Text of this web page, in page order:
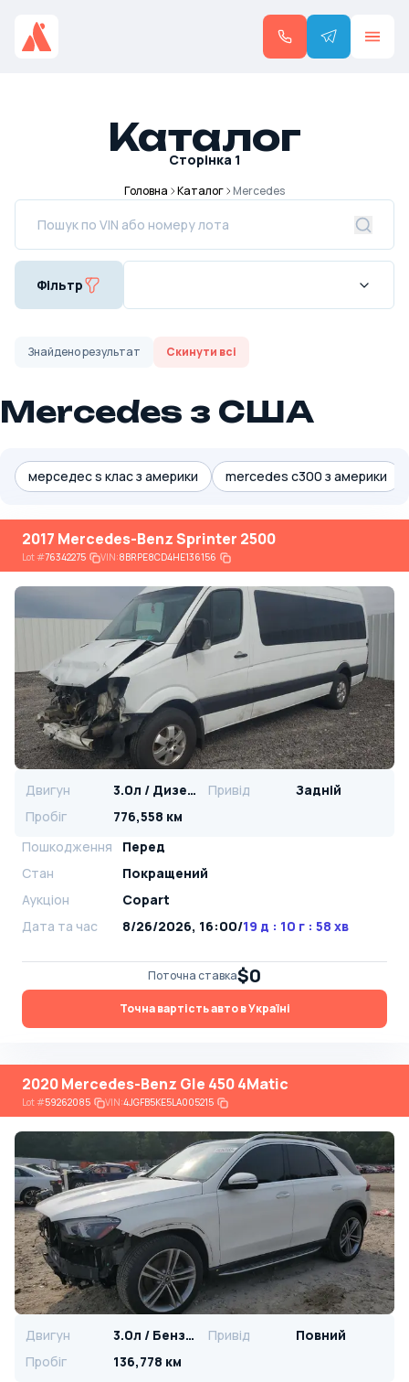
Каталог
Сторінка 1
Головна Каталог Mercedes
Фільтр
Знайденорезультат Скинути всі
Mercedes з США
мерседес s клас з америки mercedes c300 з америки
2017 Mercedes-Benz Sprinter 2500
Lot#76342275 VIN:8BRPE8CD4HE136156
Двигун 3.0л / Дизель Привід
Задній
Пробіг
776,558 км
Пошкодження
Перед
Стан
Покращений
Аукціон
Copart
Дата та час
8/26/2026, 16:00/19 д : 10 г : 58 хв
Поточна ставка$0
Точна вартість авто в Україні
2020 Mercedes-Benz Gle 450 4Matic
Lot#59262085 VIN:4JGFB5KE5LA005215
Двигун 3.0л / Бензин Привід
Повний
Пробіг
136,778 км